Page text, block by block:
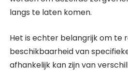
langs te laten komen.
Het is echter belangrijk om te
beschikbaarheid van
afhankelijk kan zijn van